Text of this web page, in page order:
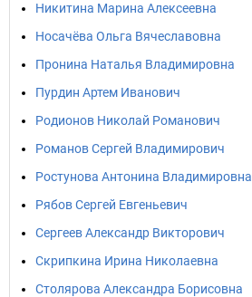
Никитина Марина Алексеевна
Носачёва Ольга Вячеславовна
Пронина Наталья Владимировна
Пурдин Артем Иванович
Родионов Николай Романович
Романов Сергей Владимирович
Ростунова Антонина Владимировна
Рябов Сергей Евгеньевич
Сергеев Александр Викторович
Скрипкина Ирина Николаевна
Столярова Александра Борисовна